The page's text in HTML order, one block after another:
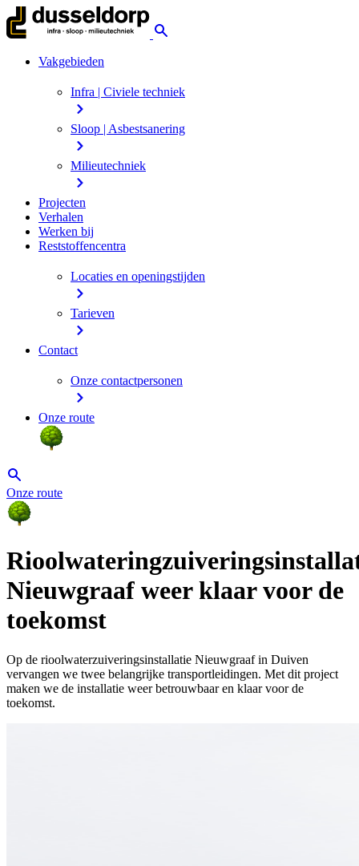
Vakgebieden
Infra | Civiele techniek
Sloop | Asbestsanering
Milieutechniek
Projecten
Verhalen
Werken bij
Reststoffencentra
Locaties en openingstijden
Tarieven
Contact
Onze contactpersonen
Onze route
Onze route
Nieuwgraaf weer klaar voor de
toekomst
Op de rioolwaterzuiveringsinstallatie Nieuwgraaf in Duiven
vervangen we twee belangrijke transportleidingen. Met dit project
maken we de installatie weer betrouwbaar en klaar voor de
toekomst.